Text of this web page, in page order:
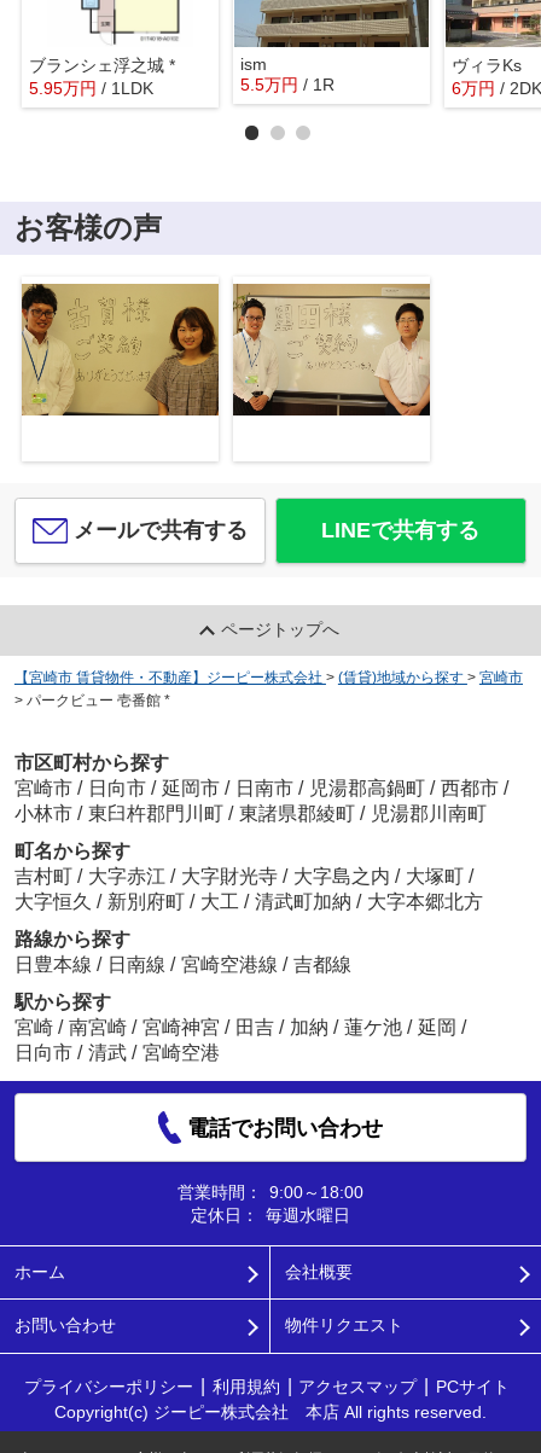
ブランシェ浮之城 *
5.95万円 / 1LDK
ism
5.5万円 / 1R
ヴィラKs
6万円 / 2DK
お客様の声
メールで共有する LINEで共有する
ページトップへ
【宮崎市 賃貸物件・不動産】ジーピー株式会社 > (賃貸)地域から探す > 宮崎市
> パークビュー 壱番館 *
市区町村から探す
宮崎市 / 日向市 / 延岡市 / 日南市 / 児湯郡高鍋町 / 西都市 /
小林市 / 東臼杵郡門川町 / 東諸県郡綾町 / 児湯郡川南町
町名から探す
吉村町 / 大字赤江 / 大字財光寺 / 大字島之内 / 大塚町 /
大字恒久 / 新別府町 / 大工 / 清武町加納 / 大字本郷北方
路線から探す
日豊本線 / 日南線 / 宮崎空港線 / 吉都線
駅から探す
宮崎 / 南宮崎 / 宮崎神宮 / 田吉 / 加納 / 蓮ケ池 / 延岡 /
日向市 / 清武 / 宮崎空港
電話でお問い合わせ
営業時間：
9:00～18:00
定休日：
毎週水曜日
ホーム 会社概要
お問い合わせ 物件リクエスト
プライバシーポリシー 利用規約 アクセスマップ
PCサイト
Copyright(c) ジーピー株式会社 本店 All rights reserved.